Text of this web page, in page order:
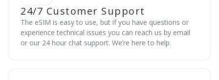
24/7 Customer Support
The eSIM is easy to use, but if you have questions or
experience technical issues you can reach us by email
or our 24 hour chat support. We’re here to help.